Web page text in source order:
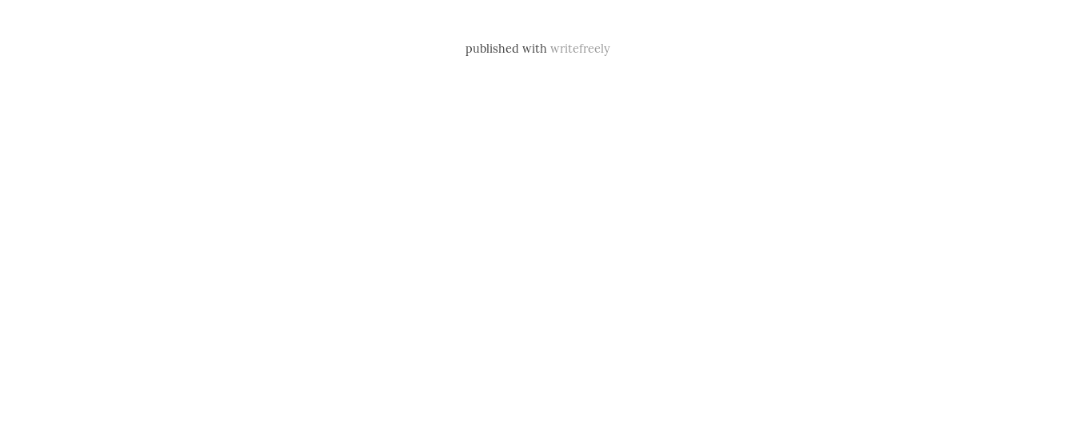
published with writefreely